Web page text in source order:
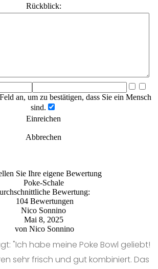
Rückblick:
an, um zu bestätigen, dass Sie ein Mensch
sind.
Einreichen
Abbrechen
Sie Ihre eigene Bewertung
Poke-Schale
Bewertung:
104 Bewertungen
Nico Sonnino
Mai 8, 2025
von Nico Sonnino
"Ich habe meine Poke Bowl geliebt!
sehr frisch und gut kombiniert. Das